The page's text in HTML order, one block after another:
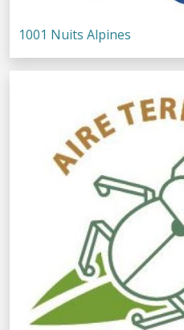
1001 Nuits Alpines